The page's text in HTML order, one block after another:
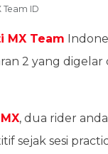
ID
MX Team
2 yang digelar
, dua rider
sejak sesi